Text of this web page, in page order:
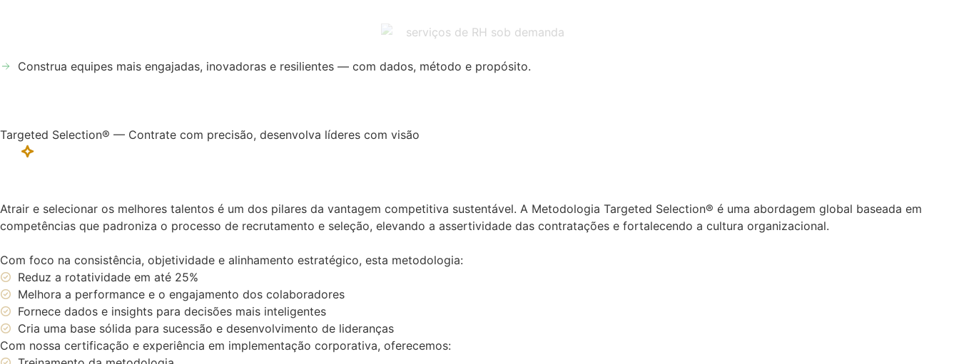
Construa equipes mais engajadas, inovadoras e resilientes — com dados, método e propósito.
Targeted Selection® — Contrate com precisão, desenvolva líderes com visão
Atrair e selecionar os melhores talentos é um dos pilares da vantagem competitiva sustentável. A Metodologia Targeted Selection® é uma abordagem global baseada em
competências que padroniza o processo de recrutamento e seleção, elevando a assertividade das contratações e fortalecendo a cultura organizacional.
Com foco na consistência, objetividade e alinhamento estratégico, esta metodologia:
Reduz a rotatividade em até 25%
Melhora a performance e o engajamento dos colaboradores
Fornece dados e insights para decisões mais inteligentes
Cria uma base sólida para sucessão e desenvolvimento de lideranças
Com nossa certificação e experiência em implementação corporativa, oferecemos: